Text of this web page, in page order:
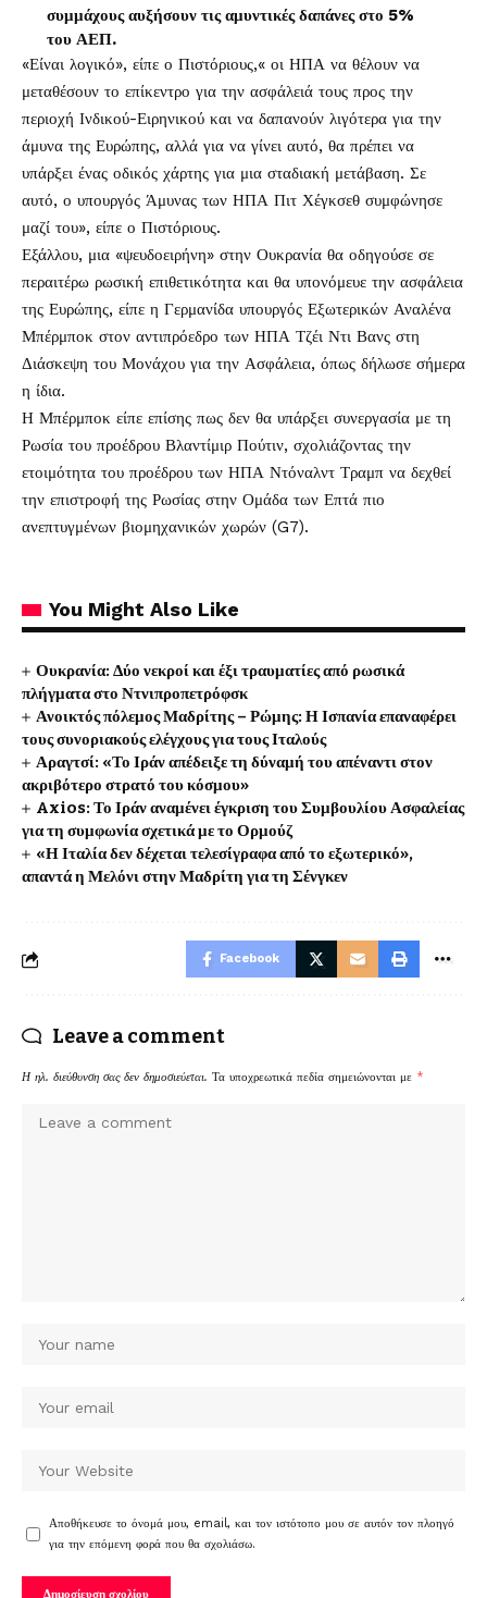
συμμάχους αυξήσουν τις αμυντικές δαπάνες στο 5%
του ΑΕΠ.
«Είναι λογικό», είπε ο Πιστόριους,« οι ΗΠΑ να θέλουν να
μεταθέσουν το επίκεντρο για την ασφάλειά τους προς την
περιοχή Ινδικού-Ειρηνικού και να δαπανούν λιγότερα για την
άμυνα της Ευρώπης, αλλά για να γίνει αυτό, θα πρέπει να
υπάρξει ένας οδικός χάρτης για μια σταδιακή μετάβαση. Σε
αυτό, ο υπουργός Άμυνας των ΗΠΑ Πιτ Χέγκσεθ συμφώνησε
μαζί του», είπε ο Πιστόριους.
Εξάλλου, μια «ψευδοειρήνη» στην Ουκρανία θα οδηγούσε σε
περαιτέρω ρωσική επιθετικότητα και θα υπονόμευε την ασφάλεια
της Ευρώπης, είπε η Γερμανίδα υπουργός Εξωτερικών Αναλένα
Μπέρμποκ στον αντιπρόεδρο των ΗΠΑ Τζέι Ντι Βανς στη
Διάσκεψη του Μονάχου για την Ασφάλεια, όπως δήλωσε σήμερα
η ίδια.
Η Μπέρμποκ είπε επίσης πως δεν θα υπάρξει συνεργασία με τη
Ρωσία του προέδρου Βλαντίμιρ Πούτιν, σχολιάζοντας την
ετοιμότητα του προέδρου των ΗΠΑ Ντόναλντ Τραμπ να δεχθεί
την επιστροφή της Ρωσίας στην Ομάδα των Επτά πιο
ανεπτυγμένων βιομηχανικών χωρών (G7).
You Might Also Like
Ουκρανία: Δύο νεκροί και έξι τραυματίες από ρωσικά
πλήγματα στο Ντνιπροπετρόφσκ
Ανοικτός πόλεμος Μαδρίτης – Ρώμης: Η Ισπανία επαναφέρει
τους συνοριακούς ελέγχους για τους Ιταλούς
Αραγτσί: «Το Ιράν απέδειξε τη δύναμή του απέναντι στον
ακριβότερο στρατό του κόσμου»
Axios: Το Ιράν αναμένει έγκριση του Συμβουλίου Ασφαλείας
για τη συμφωνία σχετικά με το Ορμούζ
«Η Ιταλία δεν δέχεται τελεσίγραφα από το εξωτερικό»,
απαντά η Μελόνι στην Μαδρίτη για τη Σένγκεν
Facebook
Leave a comment
Η ηλ. διεύθυνση σας δεν δημοσιεύεται. Τα υποχρεωτικά πεδία σημειώνονται με *
Αποθήκευσε το όνομά μου, email, και τον ιστότοπο μου σε αυτόν τον πλοηγό
για την επόμενη φορά που θα σχολιάσω.